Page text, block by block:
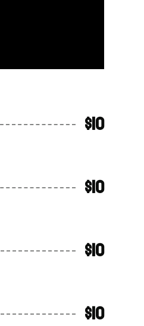
$10
$10
$10
$10